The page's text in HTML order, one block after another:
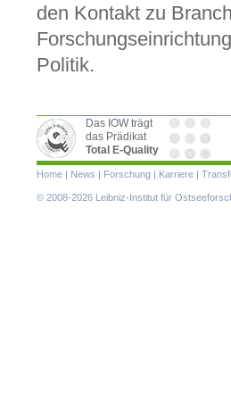
den Kontakt zu
Politik.
Das IOW trägt
das Prädikat
Total E-Quality
Navigation
überspringen
Home | News | Forschung | Karriere |
© 2008-2026 Leibniz-Institut für